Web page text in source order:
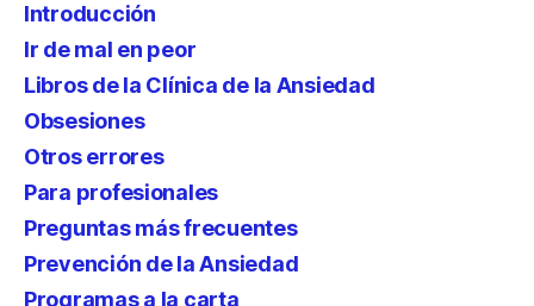
Introducción
Ir de mal en peor
Libros de la Clínica de la Ansiedad
Obsesiones
Otros errores
Para profesionales
Preguntas más frecuentes
Prevención de la Ansiedad
Programas a la carta